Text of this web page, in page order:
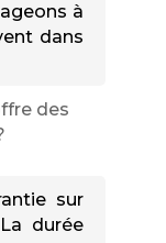
à
dans
des
sur
durée